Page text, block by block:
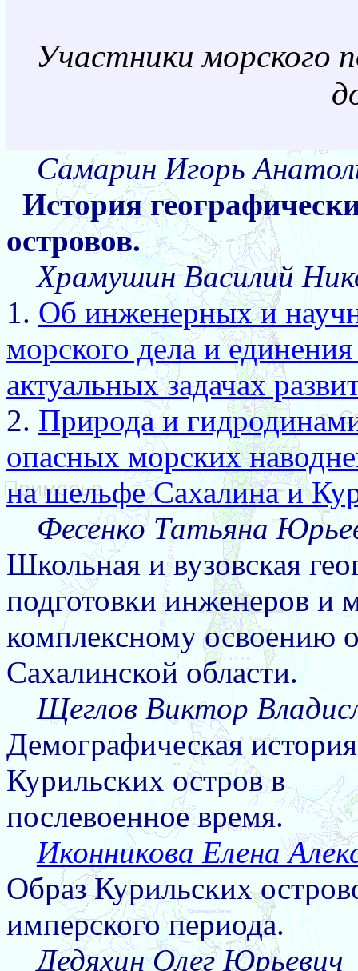
Участники морского
Самарин Игорь
История
островов.
Храмушин Василий
1. Об инженерных и
морского дела и
актуальных задачах
2. Природа и
опасных морских
на шельфе Сахалина и
Фесенко Татьяна
Школьная и вузовская
подготовки инженеров и
комплексному освоению
Сахалинской области.
Щеглов Виктор
Демографическая история
Курильских остров в
послевоенное время.
Иконникова Елена
Образ Курильских
имперского периода.
Дедяхин Олег Юрьевич